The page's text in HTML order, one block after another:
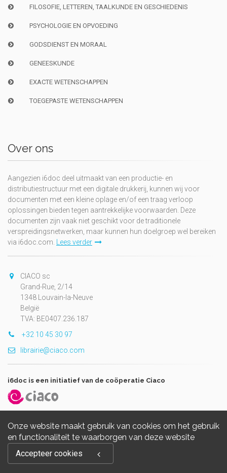
Onze website maakt gebruik van cookies om het gebruik
en functionaliteit te waarborgen van deze website
Accepteer cookies
FILOSOFIE, LETTEREN, TAALKUNDE EN GESCHIEDENIS
PSYCHOLOGIE EN OPVOEDING
GODSDIENST EN MORAAL
GENEESKUNDE
EXACTE WETENSCHAPPEN
TOEGEPASTE WETENSCHAPPEN
Over ons
Aangezien i6doc deel uitmaakt van een productie- en
distributiestructuur met een digitale drukkerij, kunnen wij voor
documenten met een kleine oplage en/of een traag verloop
oplossingen bieden tegen aantrekkelijke voorwaarden. Deze
documenten zijn vaak niet geschikt voor de traditionele
verspreidingsnetwerken, maar kunnen hun doelgroep wel bereiken
via i6doc.com.
Lees verder
CIACO sc
Grand-Rue, 2/14
1348 Louvain-la-Neuve
België
TVA: BE0407.236.187
+32 10 45 30 97
librairie@ciaco.com
i6doc is een initiatief van de coöperatie Ciaco
Reserved